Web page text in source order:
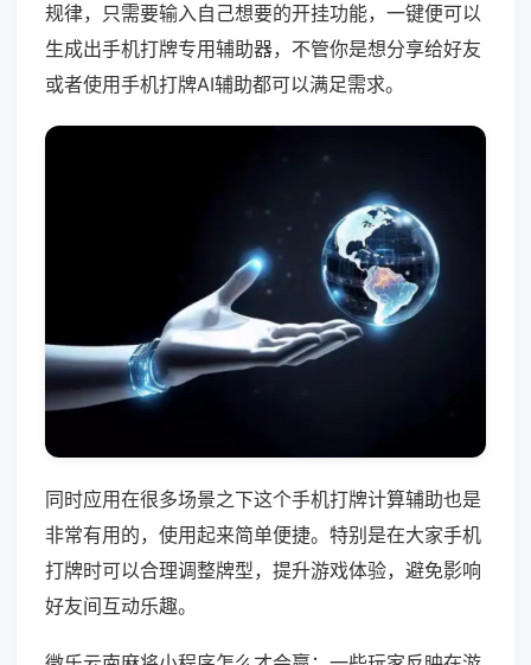
规律，只需要输入自己想要的开挂功能，一键便可以
生成出手机打牌专用辅助器，不管你是想分享给好友
或者使用手机打牌AI辅助都可以满足需求。
同时应用在很多场景之下这个手机打牌计算辅助也是
非常有用的，使用起来简单便捷。特别是在大家手机
打牌时可以合理调整牌型，提升游戏体验，避免影响
好友间互动乐趣。